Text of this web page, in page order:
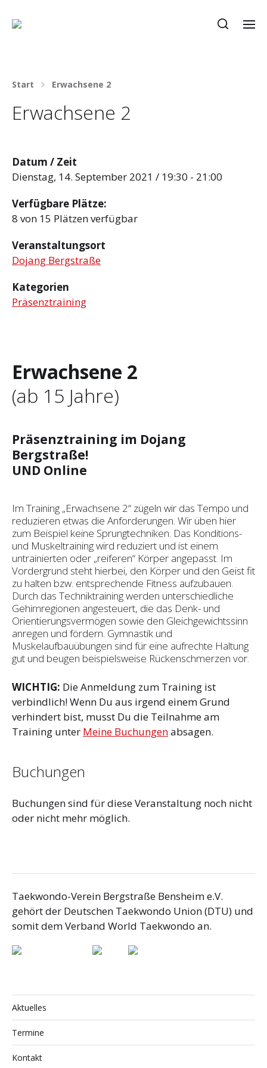
Start Erwachsene 2
Erwachsene 2
Datum / Zeit
Dienstag, 14. September 2021 / 19:30 - 21:00
Verfügbare Plätze:
8 von 15 Plätzen verfügbar
Veranstaltungsort
Dojang Bergstraße
Kategorien
Präsenztraining
Erwachsene 2
(ab 15 Jahre)
Präsenztraining im Dojang
Bergstraße!
UND Online
Im Training „Erwachsene 2“ zügeln wir das Tempo und
reduzieren etwas die Anforderungen. Wir üben hier
zum Beispiel keine Sprungtechniken. Das Konditions-
und Muskeltraining wird reduziert und ist einem
untrainierten oder „reiferen“ Körper angepasst. Im
Vordergrund steht hierbei, den Körper und den Geist fit
zu halten bzw. ent­sprechende Fitness aufzubauen.
Durch das Techniktraining werden unterschiedliche
Gehirnregionen angesteuert, die das Denk- und
Orientierungsvermögen sowie den Gleichgewichtssinn
anregen und fördern. Gymnastik und
Muskelaufbauübungen sind für eine aufrechte Haltung
gut und beugen beispielsweise Rückenschmerzen vor.
WICHTIG: Die Anmeldung zum Training ist
verbindlich! Wenn Du aus irgend einem Grund
verhindert bist, musst Du die Teilnahme am
Training unter Meine Buchungenabsagen.
Buchungen
Buchungen sind für diese Veranstaltung noch nicht
oder nicht mehr möglich.
Taekwondo-Verein Bergstraße Bensheim e.V.
gehört der Deutschen Taekwondo Union (DTU) und
somit dem Verband World Taekwondo an.
Aktuelles
Termine
Kontakt